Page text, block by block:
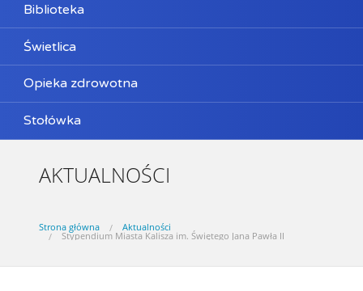
Biblioteka
Świetlica
Opieka zdrowotna
Stołówka
AKTUALNOŚCI
Strona główna Aktualności
Stypendium Miasta Kalisza im. Świętego Jana Pawła II